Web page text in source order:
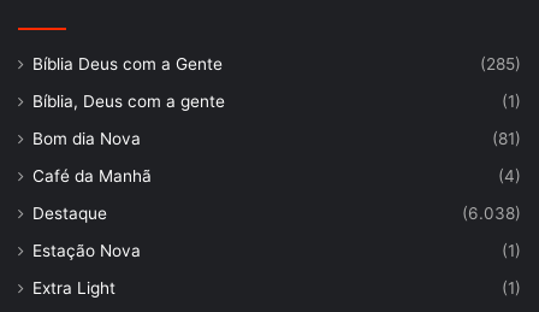
Bíblia Deus com a Gente
(285)
Bíblia, Deus com a gente
(1)
Bom dia Nova
(81)
Café da Manhã
(4)
Destaque
(6.038)
Estação Nova
(1)
Extra Light
(1)